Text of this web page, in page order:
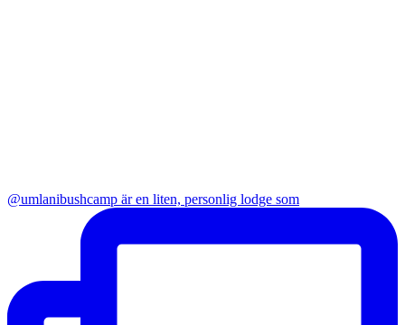
@umlanibushcamp är en liten, personlig lodge som